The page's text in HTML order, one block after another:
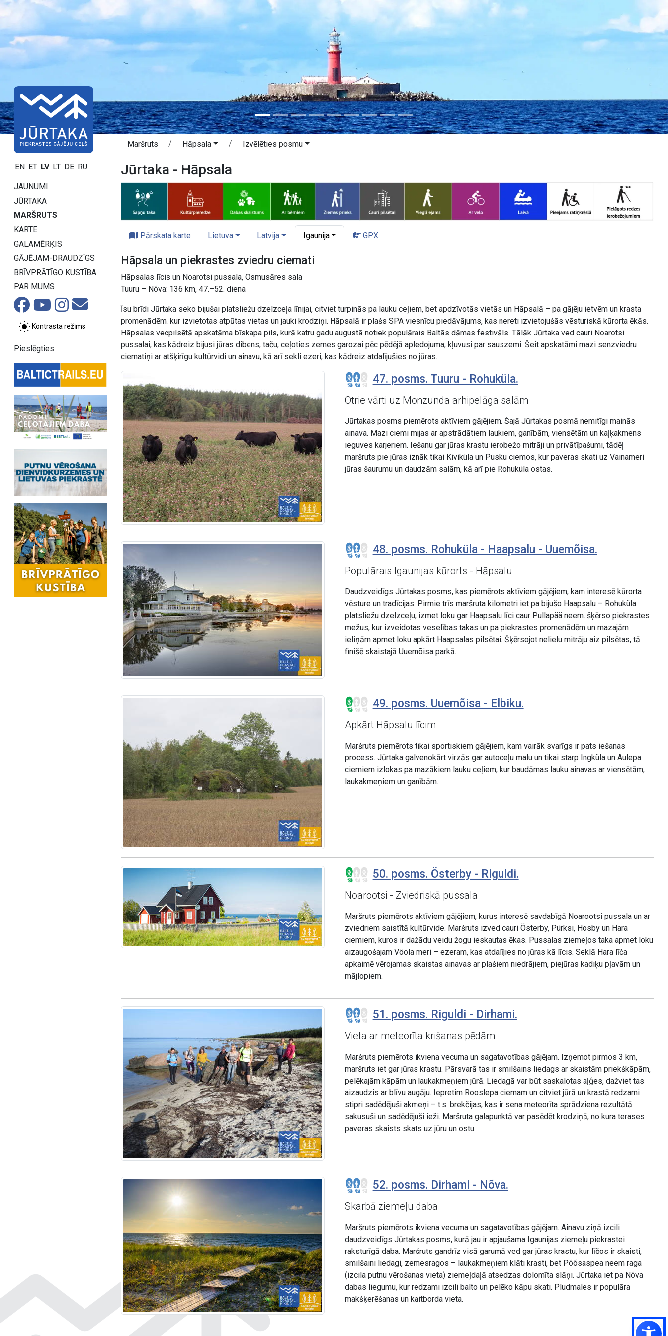
EN ET LV LT DE RU
JAUNUMI
JŪRTAKA
MARŠRUTS
KARTE
GALAMĒRĶIS
GĀJĒJAM-DRAUDZĪGS
BRĪVPRĀTĪGO KUSTĪBA
PAR MUMS
Kontrasta režīms
Pieslēgties
Maršruts Hāpsala Izvēlēties posmu
Jūrtaka - Hāpsala
Pārskata karte Lietuva Latvija Igaunija GPX
Hāpsala un piekrastes zviedru ciemati
Hāpsalas līcis un Noarotsi pussala, Osmusāres sala
Tuuru – Nõva: 136 km, 47.–52. diena
Īsu brīdi Jūrtaka seko bijušai platsliežu dzelzceļa līnijai, citviet turpinās pa lauku ceļiem, bet apdzīvotās vietās un Hāpsalā – pa gājēju ietvēm un krasta
promenādēm, kur izvietotas atpūtas vietas un jauki krodziņi. Hāpsalā ir plašs SPA viesnīcu piedāvājums, kas nereti izvietojušās vēsturiskā kūrorta ēkās.
Hāpsalas vecpilsētā apskatāma bīskapa pils, kurā katru gadu augustā notiek populārais Baltās dāmas festivāls. Tālāk Jūrtaka ved cauri Noarotsi
pussalai, kas kādreiz bijusi jūras dibens, taču, ceļoties zemes garozai pēc pēdējā apledojuma, kļuvusi par sauszemi. Šeit apskatāmi mazi senzviedru
ciematiņi ar atšķirīgu kultūrvidi un ainavu, kā arī sekli ezeri, kas kādreiz atdalījušies no jūras.
47. posms. Tuuru - Rohuküla.
Otrie vārti uz Monzunda arhipelāga salām
Jūrtakas posms piemērots aktīviem gājējiem. Šajā Jūrtakas posmā nemitīgi mainās
ainava. Mazi ciemi mijas ar apstrādātiem laukiem, ganībām, viensētām un kaļķakmens
ieguves karjeriem. Iešanu gar jūras krastu ierobežo mitrāji un privātīpašumi, tādēļ
maršruts pie jūras iznāk tikai Kiviküla un Pusku ciemos, kur paveras skati uz Väinameri
jūras šaurumu un daudzām salām, kā arī pie Rohuküla ostas.
48. posms. Rohuküla - Haapsalu - Uuemõisa.
Populārais Igaunijas kūrorts - Hāpsalu
Daudzveidīgs Jūrtakas posms, kas piemērots aktīviem gājējiem, kam interesē kūrorta
vēsture un tradīcijas. Pirmie trīs maršruta kilometri iet pa bijušo Haapsalu – Rohuküla
platsliežu dzelzceļu, izmet loku gar Haapsalu līci caur Pullapää neem, šķērso piekrastes
mežus, kur izveidotas veselības takas un pa piekrastes promenādēm un mazajām
ieliņām apmet loku apkārt Haapsalas pilsētai. Šķērsojot nelielu mitrāju aiz pilsētas, tā
finišē skaistajā Uuemõisa parkā.
49. posms. Uuemõisa - Elbiku.
Apkārt Hāpsalu līcim
Maršruts piemērots tikai sportiskiem gājējiem, kam vairāk svarīgs ir pats iešanas
process. Jūrtaka galvenokārt virzās gar autoceļu malu un tikai starp Ingküla un Aulepa
ciemiem izlokas pa mazākiem lauku ceļiem, kur baudāmas lauku ainavas ar viensētām,
laukakmeņiem un ganībām.
50. posms. Österby - Riguldi.
Noarootsi - Zviedriskā pussala
Maršruts piemērots aktīviem gājējiem, kurus interesē savdabīgā Noarootsi pussala un ar
zviedriem saistītā kultūrvide. Maršruts izved cauri Österby, Pürksi, Hosby un Hara
ciemiem, kuros ir dažādu veidu žogu ieskautas ēkas. Pussalas ziemeļos taka apmet loku
aizaugošajam Vööla meri – ezeram, kas atdalījies no jūras kā līcis. Seklā Hara līča
apkaimē vērojamas skaistas ainavas ar plašiem niedrājiem, piejūras kadiķu pļavām un
mājlopiem.
51. posms. Riguldi - Dirhami.
Vieta ar meteorīta krišanas pēdām
Maršruts piemērots ikviena vecuma un sagatavotības gājējam. Izņemot pirmos 3 km,
maršruts iet gar jūras krastu. Pārsvarā tas ir smilšains liedags ar skaistām priekškāpām,
pelēkajām kāpām un laukakmeņiem jūrā. Liedagā var būt saskalotas aļģes, dažviet tas
aizaudzis ar blīvu augāju. Iepretim Rooslepa ciemam un citviet jūrā un krastā redzami
stipri sadēdējuši akmeņi – t.s. brekčijas, kas ir sena meteorīta sprādziena rezultātā
sakusuši un sadēdējuši ieži. Maršruta galapunktā var pasēdēt krodziņā, no kura terases
paveras skaists skats uz jūru un ostu.
52. posms. Dirhami - Nõva.
Skarbā ziemeļu daba
Maršruts piemērots ikviena vecuma un sagatavotības gājējam. Ainavu ziņā izcili
daudzveidīgs Jūrtakas posms, kurā jau ir apjaušama Igaunijas ziemeļu piekrastei
raksturīgā daba. Maršruts gandrīz visā garumā ved gar jūras krastu, kur līčos ir skaisti,
smilšaini liedagi, zemesragos – laukakmeņiem klāti krasti, bet Põõsaspea neem raga
(izcila putnu vērošanas vieta) ziemeļdaļā atsedzas dolomīta slāņi. Jūrtaka iet pa Nõva
dabas liegumu, kur redzami izcili balto un pelēko kāpu skati. Pludmales ir populāra
makšķerēšanas un kaitborda vieta.